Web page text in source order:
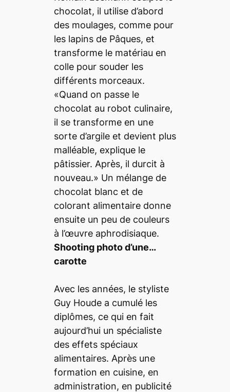
chocolat, il utilise d’abord
des moulages, comme pour
les lapins de Pâques, et
transforme le matériau en
colle pour souder les
différents morceaux.
«Quand on passe le
chocolat au robot culinaire,
il se transforme en une
sorte d’argile et devient plus
malléable, explique le
pâtissier. Après, il durcit à
nouveau.» Un mélange de
chocolat blanc et de
colorant alimentaire donne
ensuite un peu de couleurs
à l’œuvre aphrodisiaque.
Shooting photo d’une…
carotte
Avec les années, le styliste
Guy Houde a cumulé les
diplômes, ce qui en fait
aujourd’hui un spécialiste
des effets spéciaux
alimentaires. Après une
formation en cuisine, en
administration, en publicité